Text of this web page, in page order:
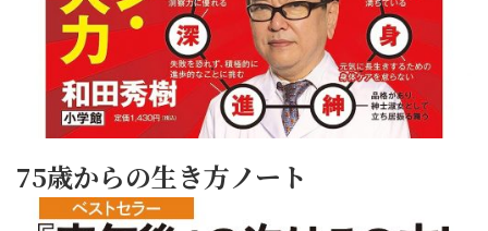
75歳からの生き方ノート